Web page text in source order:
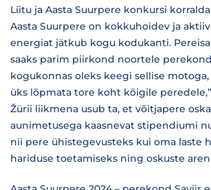
Liitu ja Aasta Suurpere konkursi
Aasta Suurpere on kokkuhoidev ja
energiat jätkub kogu kodukanti.
saaks parim piirkond noortele
kogukonnas oleks keegi sellise motoga,
üks lõpmata tore koht kõigile
Žürii liikmena usub ta, et võitjapere
aunimetusega kaasnevat stipendiumi
nii pere ühistegevusteks kui oma laste
hariduse toetamiseks ning oskuste